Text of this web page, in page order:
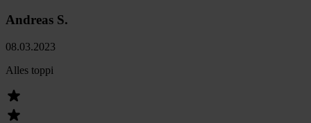
Andreas S.
08.03.2023
Alles toppi